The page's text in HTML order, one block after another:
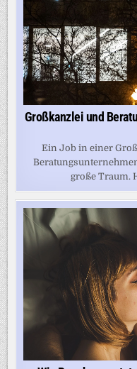
Großkanzlei und
Ein Job in einer
große Traum.